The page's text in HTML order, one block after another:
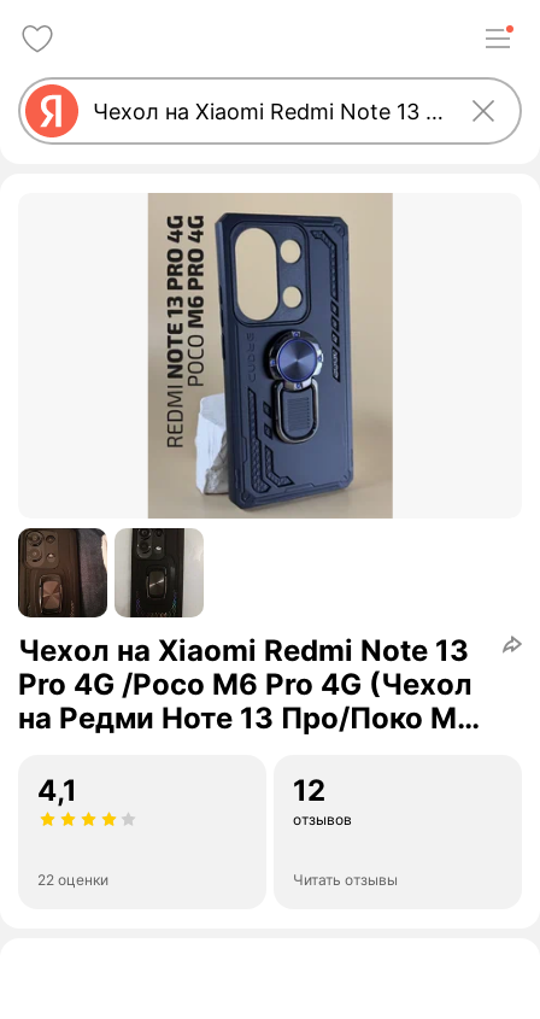
Чехол на Xiaomi Redmi Note 13
Pro 4G /Poco M6 Pro 4G (Чехол
на Редми Ноте 13 Про/Поко М6
ударопрочный, усиленный,
черный
4,1
22 оценки
12
отзывов
Читать отзывы